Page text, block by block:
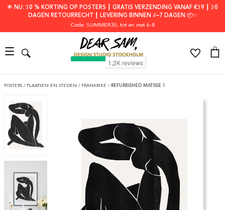
🌟 NU: 30 % KORTING OP POSTERS ┃ GRATIS VERZENDING VANAF €39 ┃ 30
DAGEN RETOURRECHT ┃ LEVERING BINNEN 2–7 DAGEN 📦✨
Code: SUMMER30, tot en met 6-8
POSTERS / PLAATSEN EN STEDEN / FRANKRIKE / REFURBISHED MATISSE 1